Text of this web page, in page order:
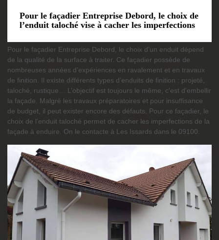
Pour le façadier Entreprise Debord, le choix de
l’enduit taloché vise à cacher les imperfections
Pour le façadier Entreprise Debord, le choix d’un enduit dépend
de la qualité de la surface à traiter. Ce façadier possède de
nombreuses années d’expériences en ravalement et en travaux
de finition. Il existe différents types d’enduits de finition : projeté,
taloché, rustique… L’objectif est toujours le même, c'est d'embellir
la façade. Malgré les travaux préparatoires et pour insuffisance
de budget, il peut exister encore des défauts. Pour ce façadier, le
choix de l’enduit taloché permet de cacher les imperfections de la
façade à enduire. On le contacte à Les Issards dans le 09100.